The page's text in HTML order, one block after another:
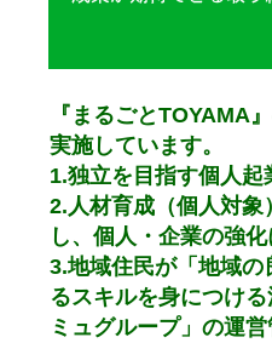
『まるごとTOYAMA
実施しています。
1.独立を目指す個人
2.人材育成（個人対
し、個人・企業の強
3.地域住民が「地域
るスキルを身につけ
ミュグループ」の運営